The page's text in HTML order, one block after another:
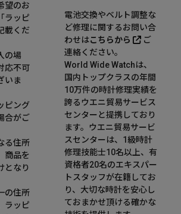
望のお
ラッピ
載くだ
の場
応不可
いま
ピング
合がご
る住所
商品を
となり
の住所
ラッピ
電池交換やベルト調整な
ど修理に関するお問い合
わせはこちらから
ご
連絡ください。
World Wide Watchは、
国内トップクラスの年間
10万件の時計修理実績を
誇るウエニ貿易サービス
センターと提携しており
ます。ウエニ貿易サービ
スセンターは、1級時計
修理技能士10名以上、有
資格者20名のエキスパー
トスタッフが在籍してお
り、大切な時計を安心し
ておまかせ頂ける確かな